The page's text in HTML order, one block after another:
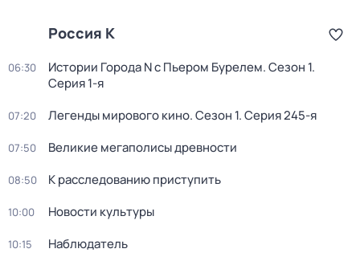
Россия К
06:30 Истории Города N с Пьером Бурелем. Сезон 1.
Серия 1-я
07:20 Легенды мирового кино. Сезон 1. Серия 245-я
07:50 Великие мегаполисы древности
08:50 К расследованию приступить
10:00 Новости культуры
10:15 Наблюдатель